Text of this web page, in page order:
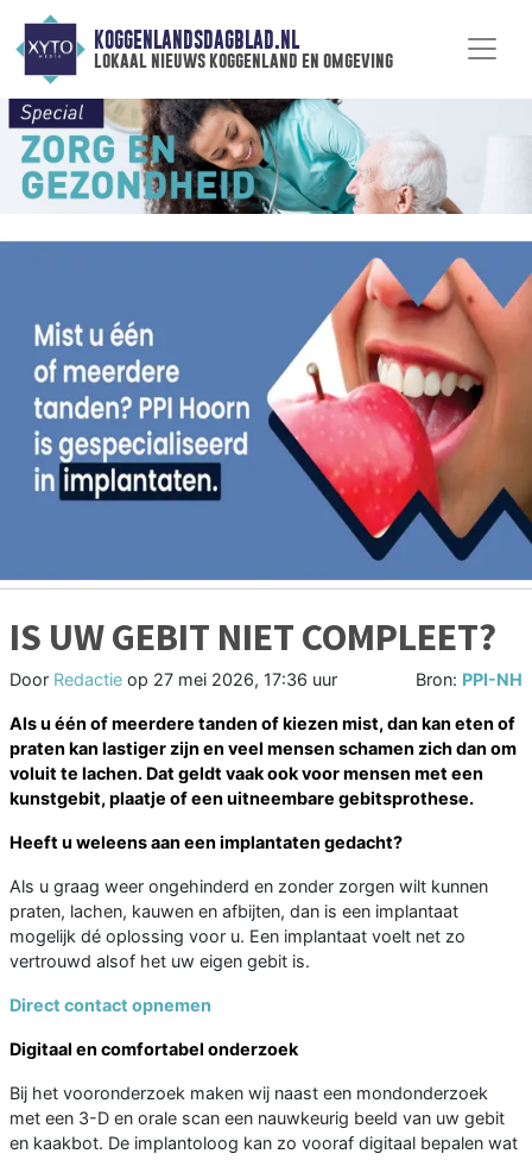
KOGGENLANDSDAGBLAD.NL
lokaal nieuws koggenland en omgeving
IS UW GEBIT NIET COMPLEET?
Door Redactie op 27 mei 2026, 17:36 uur Bron: PPI-NH
Als u één of meerdere tanden of kiezen mist, dan kan eten of
praten kan lastiger zijn en veel mensen schamen zich dan om
voluit te lachen. Dat geldt vaak ook voor mensen met een
kunstgebit, plaatje of een uitneembare gebitsprothese.
Heeft u weleens aan een implantaten gedacht?
Als u graag weer ongehinderd en zonder zorgen wilt kunnen
praten, lachen, kauwen en afbijten, dan is een implantaat
mogelijk dé oplossing voor u. Een implantaat voelt net zo
vertrouwd alsof het uw eigen gebit is.
Direct contact opnemen
Digitaal en comfortabel onderzoek
Bij het vooronderzoek maken wij naast een mondonderzoek
met een 3-D en orale scan een nauwkeurig beeld van uw gebit
en kaakbot. De implantoloog kan zo vooraf digitaal bepalen wat